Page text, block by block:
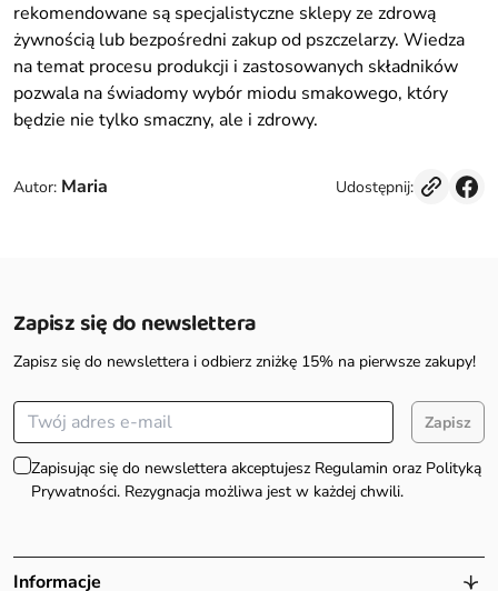
rekomendowane są specjalistyczne sklepy ze zdrową
żywnością lub bezpośredni zakup od pszczelarzy. Wiedza
na temat procesu produkcji i zastosowanych składników
pozwala na świadomy wybór miodu smakowego, który
będzie nie tylko smaczny, ale i zdrowy.
Autor: Maria Udostępnij:
Zapisz się do newslettera
Zapisz się do newslettera i odbierz zniżkę 15% na pierwsze zakupy!
Zapisz
Zapisując się do newslettera akceptujesz Regulamin oraz Polityką
Prywatności. Rezygnacja możliwa jest w każdej chwili.
Informacje